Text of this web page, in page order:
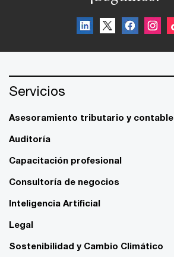
Servicios
Asesoramiento tributario y contable
Auditoría
Capacitación profesional
Consultoría de negocios
Inteligencia Artificial
Legal
Sostenibilidad y Cambio Climático